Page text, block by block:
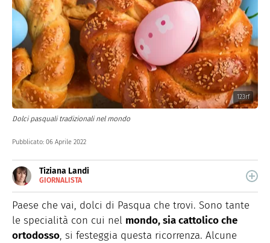
123rf
Dolci pasquali tradizionali nel mondo
Pubblicato: 06 Aprile 2022
Tiziana Landi
GIORNALISTA
LINKEDIN
INSTAGRAM
Giornalista toscana, da oltre 10 anni scrivo di food,
alimentazione e salute per siti web, magazine e agenzie
digital specializzati. Quando non sono seduta al pc, mi
trovate in cucina.
Paese che vai, dolci di Pasqua che trovi. Sono tante
le specialità con cui nel mondo, sia cattolico che
ortodosso, si festeggia questa ricorrenza. Alcune